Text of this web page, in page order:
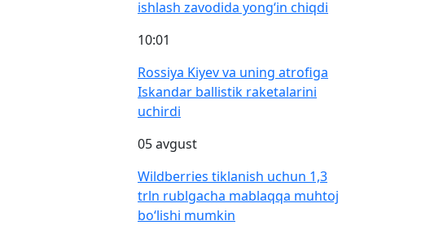
ishlash zavodida yong‘in chiqdi
10:01
Rossiya Kiyev va uning atrofiga
Iskandar ballistik raketalarini
uchirdi
05 avgust
Wildberries tiklanish uchun 1,3
trln rublgacha mablaqqa muhtoj
bo‘lishi mumkin